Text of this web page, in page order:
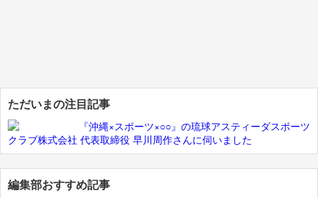
ただいまの注目記事
『沖縄×スポーツ×○○』の琉球アスティーダスポーツ
クラブ株式会社 代表取締役 早川周作さんに伺いました
編集部おすすめ記事